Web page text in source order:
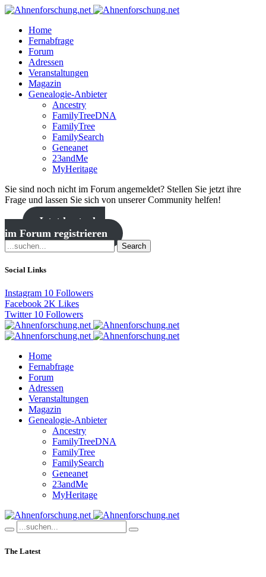
Home
Fernabfrage
Forum
Adressen
Veranstaltungen
Magazin
Genealogie-Anbieter
Ancestry
FamilyTreeDNA
FamilyTree
FamilySearch
Geneanet
23andMe
MyHeritage
Sie sind noch nicht im Forum angemeldet? Stellen Sie jetzt ihre
Frage und lassen Sie sich von unserer Community helfen!
Jetzt kostenlos
im Forum registrieren
Search
Social Links
Instagram 10 Followers
Facebook 2K Likes
Twitter 10 Followers
Home
Fernabfrage
Forum
Adressen
Veranstaltungen
Magazin
Genealogie-Anbieter
Ancestry
FamilyTreeDNA
FamilyTree
FamilySearch
Geneanet
23andMe
MyHeritage
The Latest